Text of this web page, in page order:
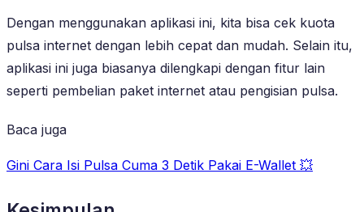
Dengan menggunakan aplikasi ini, kita bisa cek kuota
pulsa internet dengan lebih cepat dan mudah. Selain itu,
aplikasi ini juga biasanya dilengkapi dengan fitur lain
seperti pembelian paket internet atau pengisian pulsa.
Baca juga
Gini Cara Isi Pulsa Cuma 3 Detik Pakai E-Wallet 💥